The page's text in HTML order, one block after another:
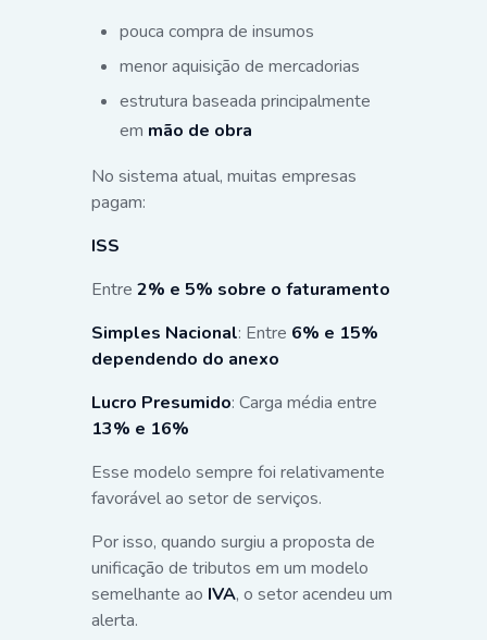
pouca compra de insumos
menor aquisição de mercadorias
estrutura baseada principalmente
em mão de obra
No sistema atual, muitas empresas
pagam:
ISS
Entre 2% e 5% sobre o faturamento
Simples Nacional: Entre 6% e 15%
dependendo do anexo
Lucro Presumido: Carga média entre
13% e 16%
Esse modelo sempre foi relativamente
favorável ao setor de serviços.
Por isso, quando surgiu a proposta de
unificação de tributos em um modelo
semelhante ao IVA, o setor acendeu um
alerta.